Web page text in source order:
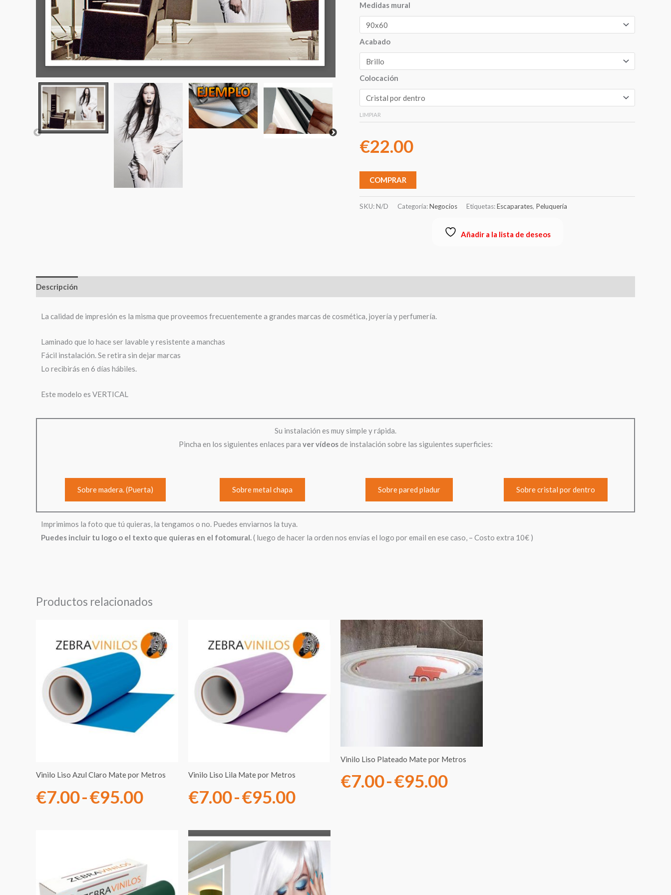
hasta
€91.00
Medidas mural
Acabado
Colocación
LIMPIAR
€22.00
COMPRAR
SKU:N/D Categoría:Negocios Etiquetas:Escaparates, Peluquería
Añadir a la lista de deseos
Descripción
La calidad de impresión es la misma que proveemos frecuentemente a grandes marcas de cosmética, joyería y perfumería.
Laminado que lo hace ser lavable y resistente a manchas
Fácil instalación. Se retira sin dejar marcas
Lo recibirás en 6 días hábiles.
Este modelo es VERTICAL
Su instalación es muy simple y rápida.
Pincha en los siguientes enlaces para vervídeosde instalación sobre las siguientes superficies:
Sobre madera. (Puerta) Sobre metal chapa Sobre pared pladur Sobre cristal por dentro
Imprimimos la foto que tú quieras, la tengamos o no. Puedes enviarnos la tuya.
Puedes incluir tu logo o el texto que quieras en el fotomural.( luego de hacer la orden nos envías el logo por email en ese caso, – Costo extra 10€ )
Productos relacionados
Vinilo Liso Azul Claro Mate por Metros
€7.00-€95.00
Rango
de
precios:
desde
€7.00
Vinilo Liso Lila Mate por Metros
€7.00-€95.00
Rango
de
precios:
desde
€7.00
€95.00Vinilo Liso Plateado Mate por Metros
€7.00-€95.00
Rango
de
precios:
hasta
€95.00
Rango
de
precios:
Rango
de
precios: